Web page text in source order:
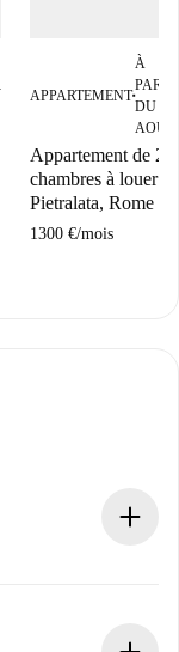
APPARTEMENT■
À
DU 07
AOÛT
Appartement de 2
chambres à louer à
Pietralata, Rome
1300 €/mois